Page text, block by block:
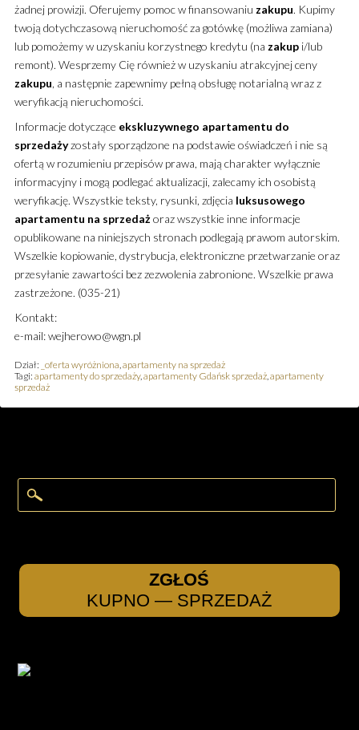
żadnej prowizji. Oferujemy pomoc w finansowaniu zakupu. Kupimy
twoją dotychczasową nieruchomość za gotówkę (możliwa zamiana)
lub pomożemy w uzyskaniu korzystnego kredytu (na zakupi/lub
remont). Wesprzemy Cię również w uzyskaniu atrakcyjnej ceny
zakupu, a następnie zapewnimy pełną obsługę notarialną wraz z
weryfikacją nieruchomości.
Informacje dotyczące ekskluzywnego apartamentu do
sprzedażyzostały sporządzone na podstawie oświadczeń i nie są
ofertą w rozumieniu przepisów prawa, mają charakter wyłącznie
informacyjny i mogą podlegać aktualizacji, zalecamy ich osobistą
weryfikację. Wszystkie teksty, rysunki, zdjęcia luksusowego
apartamentu na sprzedażoraz wszystkie inne informacje
opublikowane na niniejszych stronach podlegają prawom autorskim.
Wszelkie kopiowanie, dystrybucja, elektroniczne przetwarzanie oraz
przesyłanie zawartości bez zezwolenia zabronione. Wszelkie prawa
zastrzeżone. (035-21)
Kontakt:
e-mail: wejherowo@wgn.pl
Dział: _oferta wyróżniona apartamenty na sprzedaż
Tagi: apartamenty do sprzedaży, apartamenty Gdańsk sprzedaż, apartamenty
sprzedaż
ZGŁOŚ
KUPNO — SPRZEDAŻ